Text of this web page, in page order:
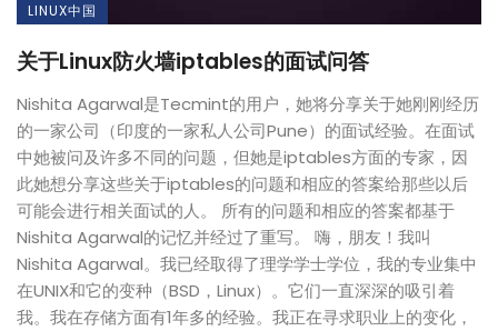
LINUX中国
关于Linux防火墙iptables的面试问答
Nishita Agarwal是Tecmint的用户，她将分享关于她刚刚经历
的一家公司（印度的一家私人公司Pune）的面试经验。在面试
中她被问及许多不同的问题，但她是iptables方面的专家，因
此她想分享这些关于iptables的问题和相应的答案给那些以后
可能会进行相关面试的人。 所有的问题和相应的答案都基于
Nishita Agarwal的记忆并经过了重写。 嗨，朋友！我叫
Nishita Agarwal。我已经取得了理学学士学位，我的专业集中
在UNIX和它的变种（BSD，Linux）。它们一直深深的吸引着
我。我在存储方面有1年多的经验。我正在寻求职业上的变化，